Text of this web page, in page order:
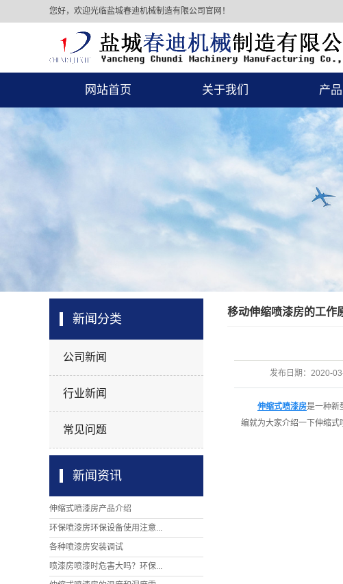
您好，欢迎光临盐城春迪机械制造有限公司官网！
网站首页 关于我们
公司简介
公司资质
联系我们
产
涂装
环保
隔
升降
新闻分类
公司新闻
行业新闻
常见问题
新闻资讯
伸缩式喷漆房产品介绍
环保喷漆房环保设备使用注意...
各种喷漆房安装调试
喷漆房喷漆时危害大吗？环保...
移动伸缩喷漆房的工作
发布日期： 2020-
伸缩式喷漆房是一种新
编就为大家介绍一下伸缩式